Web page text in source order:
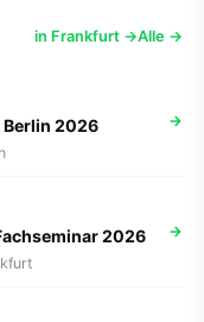
in Frankfurt →Alle →
Berlin 2026 →
2026 →